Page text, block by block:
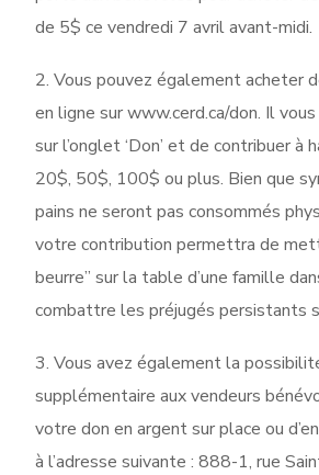
de 5$ ce vendredi 7 avril avant-midi.
2. Vous pouvez également acheter
en ligne sur www.cerd.ca/don. Il
sur l’onglet ‘Don’ et de contribuer à
20$, 50$, 100$ ou plus. Bien que
pains ne seront pas consommés
votre contribution permettra de
beurre” sur la table d’une famille
combattre les préjugés persistants
3. Vous avez également la
supplémentaire aux vendeurs
votre don en argent sur place ou
à l’adresse suivante : 888-1, rue